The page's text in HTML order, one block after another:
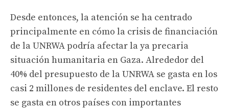
Desde entonces, la atención se ha centrado
principalmente en cómo la crisis de financiación
de la UNRWA podría afectar la ya precaria
situación humanitaria en Gaza. Alrededor del
40% del presupuesto de la UNRWA se gasta en los
casi 2 millones de residentes del enclave. El resto
se gasta en otros países con importantes